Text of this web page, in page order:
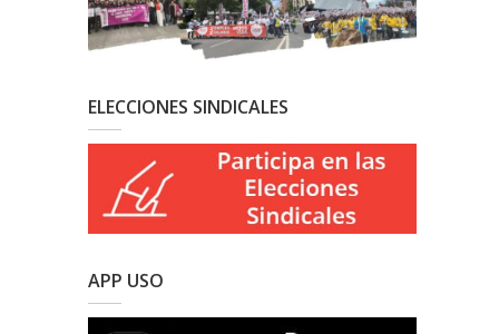
ELECCIONES SINDICALES
APP USO